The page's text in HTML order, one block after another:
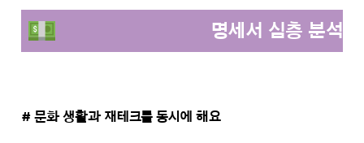
명세서 심층 분석
# 문화 생활과 재테크를 동시에 해요